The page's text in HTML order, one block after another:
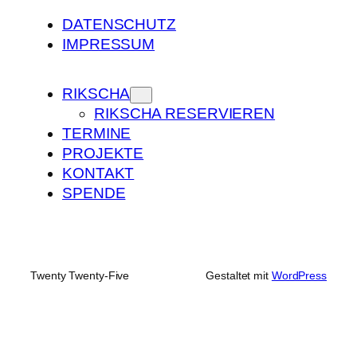
DATENSCHUTZ
IMPRESSUM
RIKSCHA
RIKSCHA RESERVIEREN
TERMINE
PROJEKTE
KONTAKT
SPENDE
Twenty Twenty-Five Gestaltet mit WordPress